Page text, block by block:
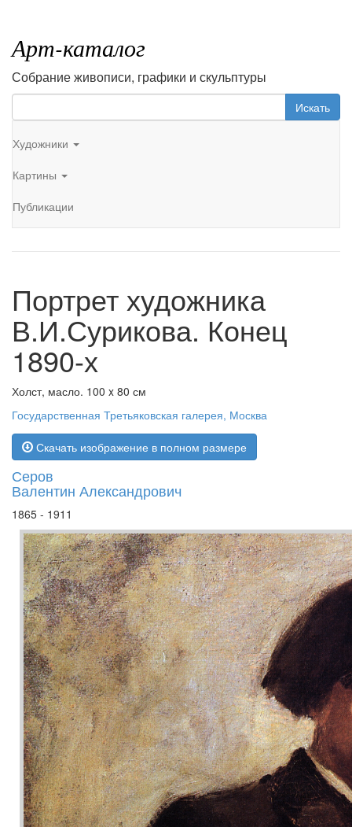
Арт-каталог
Собрание живописи, графики и скульптуры
Искать
Художники
Картины
Публикации
Портрет художника
В.И.Сурикова. Конец
1890-х
Холст, масло. 100 x 80 см
Государственная Третьяковская галерея, Москва
Скачать изображение в полном размере
Серов
Валентин Александрович
1865 - 1911